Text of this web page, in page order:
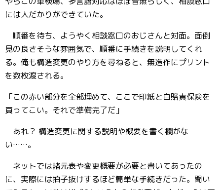
には人だかりができていた。
順番を待ち、ようやく相談窓口のおじさんと対面。面倒
見の良さそうな雰囲気で、順番に手続きを説明してくれ
る。俺も構造変更のやり方を尋ねると、無造作にプリント
を数枚渡される。
「この赤い部分を全部埋めて、ここで印紙と自賠責保険を
買ってこい。それで準備完了だ」
あれ？ 構造変更に関する説明や概要を書く欄がな
い……。
ネットでは諸元表や変更概要が必要と書いてあったの
に、実際には拍子抜けするほど簡単な手続きだった。聞い